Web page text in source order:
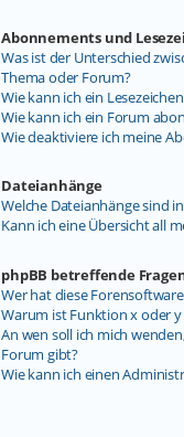
Abonnements und
Was ist der Unterschied
Thema oder Forum?
Wie kann ich ein
Wie kann ich ein Forum
Wie deaktiviere ich meine
Dateianhänge
Welche Dateianhänge sind
Kann ich eine Übersicht all
phpBB betreffende
Wer hat diese
Warum ist Funktion x oder
An wen soll ich mich
Forum gibt?
Wie kann ich einen